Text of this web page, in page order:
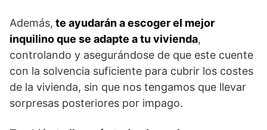
Además, te ayudarán a escoger el mejor
inquilino que se adapte a tu vivienda,
controlando y asegurándose de que este cuente
con la solvencia suficiente para cubrir los costes
de la vivienda, sin que nos tengamos que llevar
sorpresas posteriores por impago.